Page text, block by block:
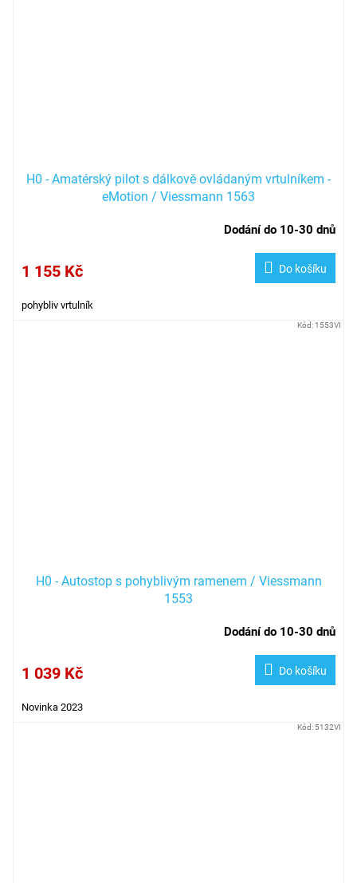
H0 - Amatérský pilot s dálkově ovládaným vrtulníkem -
eMotion / Viessmann 1563
Dodání do 10-30 dnů
1 155 Kč Do košíku
pohybliv vrtulník
H0 - Autostop s pohyblivým ramenem / Viessmann
1553
Dodání do 10-30 dnů
1 039 Kč Do košíku
Novinka 2023
Kód: 1553VI
Kód: 5132VI